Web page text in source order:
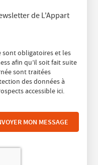
de L'Appart
sont obligatoires et les
afin qu’il soit fait suite
sont traitées
des données à
accessible ici.
MON MESSAGE